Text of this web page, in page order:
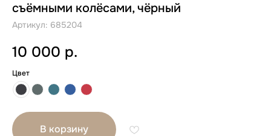
съёмными колёсами, чёрный
Артикул: 685204
10 000 р.
Цвет
В корзину